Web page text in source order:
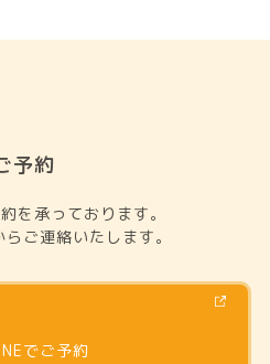
予約
を承っております。
ご連絡いたします。
でご予約